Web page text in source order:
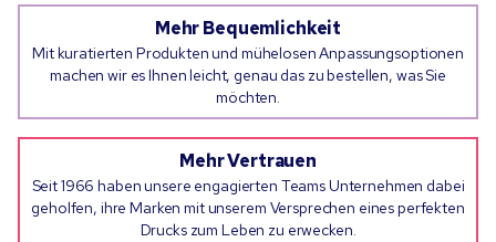
Mehr Bequemlichkeit
Mit kuratierten Produkten und mühelosen Anpassungsoptionen
machen wir es Ihnen leicht, genau das zu bestellen, was Sie
möchten.
Mehr Vertrauen
Seit 1966 haben unsere engagierten Teams Unternehmen dabei
geholfen, ihre Marken mit unserem Versprechen eines perfekten
Drucks zum Leben zu erwecken.